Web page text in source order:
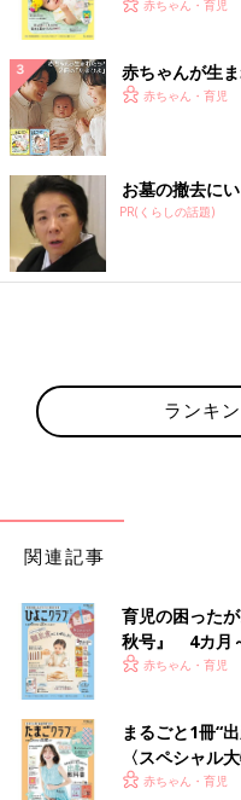
て僕のまね？って気づいた
――できることが増えると
がありますよね。
松陰寺 1～2歳代は、これ
ね。娘と家の中でよくかく
行ったん？」って探すと娘
笑っていますもん。「隠れ
あとはテレビを見ながら1
さんといっしょ』の『き
かな･･･おぉ、言った」っ
く！ おっぱい
赤ちゃん・育児
赤ちゃんが生
赤ちゃん・育児
お墓の撤去に
PR(くらしの話題)
ランキ
関連記事
育児の困った
秋号』 4カ月
いっぱい！
赤ちゃん・育児
まるごと1冊“
〈スペシャル
赤ちゃん・育児